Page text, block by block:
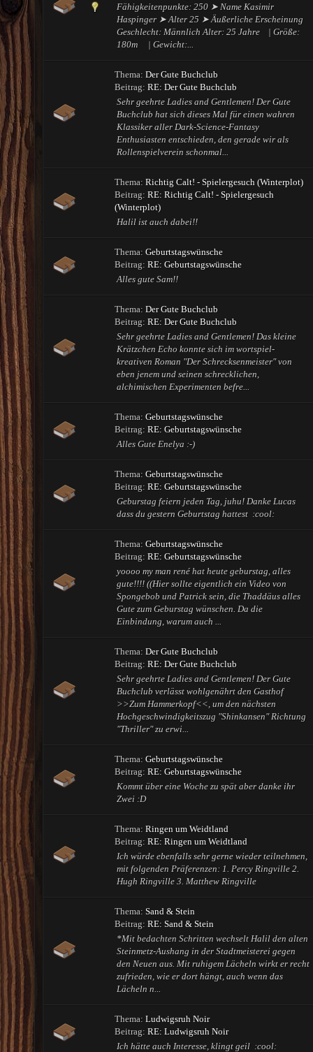
Fähigkeitenpunkte: 250 ➤ Name Kasimir
Haspinger ➤ Alter 25 ➤ Äußerliche Erscheinung
Geschlecht: Männlich Alter: 25 Jahre | Größe:
180m | Gewicht:...
Thema: Der Gute Buchclub
Beitrag: RE: Der Gute Buchclub
Sehr geehrte Ladies and Gentlemen! Der Gute
Buchclub hat sich dieses Mal für einen wahren
Klassiker aller Dark-Science-Fantasy
Enthusiasten entschieden, den gerade wir als
Rollenspielverein schonmal...
Thema: Richtig Calt! - Spielergesuch (Winterplot)
Beitrag: RE: Richtig Calt! - Spielergesuch
(Winterplot)
Halil ist auch dabei!!
Thema: Geburtstagswünsche
Beitrag: RE: Geburtstagswünsche
Alles gute Sam!!
Thema: Der Gute Buchclub
Beitrag: RE: Der Gute Buchclub
Sehr geehrte Ladies and Gentlemen! Das kleine
Krätzchen Echo konnte sich im wortspiel-
kreativen Roman "Der Schrecksenmeister" von
eben jenem und seinen schrecklichen,
alchimischen Experimenten befre...
Thema: Geburtstagswünsche
Beitrag: RE: Geburtstagswünsche
Alles Gute Enelya :-)
Thema: Geburtstagswünsche
Beitrag: RE: Geburtstagswünsche
Geburstag feiern jeden Tag, juhu! Danke Lucas
dass du gestern Geburtstag hattest :cool:
Thema: Geburtstagswünsche
Beitrag: RE: Geburtstagswünsche
yoooo my man rené hat heute geburstag, alles
gute!!!! ((Hier sollte eigentlich ein Video von
Spongebob und Patrick sein, die Thaddäus alles
Gute zum Geburstag wünschen. Da die
Einbindung, warum auch ...
Thema: Der Gute Buchclub
Beitrag: RE: Der Gute Buchclub
Sehr geehrte Ladies and Gentlemen! Der Gute
Buchclub verlässt wohlgenährt den Gasthof
>>Zum Hammerkopf<<, um den nächsten
Hochgeschwindigkeitszug "Shinkansen" Richtung
"Thriller" zu erwi...
Thema: Geburtstagswünsche
Beitrag: RE: Geburtstagswünsche
Kommt über eine Woche zu spät aber danke ihr
Zwei :D
Thema: Ringen um Weidtland
Beitrag: RE: Ringen um Weidtland
Ich würde ebenfalls sehr gerne wieder teilnehmen,
mit folgenden Präferenzen: 1. Percy Ringville 2.
Hugh Ringville 3. Matthew Ringville
Thema: Sand & Stein
Beitrag: RE: Sand & Stein
*Mit bedachten Schritten wechselt Halil den alten
Steinmetz-Aushang in der Stadtmeisterei gegen
den Neuen aus. Mit ruhigem Lächeln wirkt er recht
zufrieden, wie er dort hängt, auch wenn das
Lächeln n...
Thema: Ludwigsruh Noir
Beitrag: RE: Ludwigsruh Noir
Ich hätte auch Interesse, klingt geil :cool: